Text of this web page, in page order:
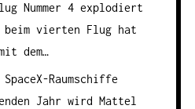
Nummer 4 explodiert
beim vierten Flug hat
dem…
Raumschiffe
Jahr wird Mattel